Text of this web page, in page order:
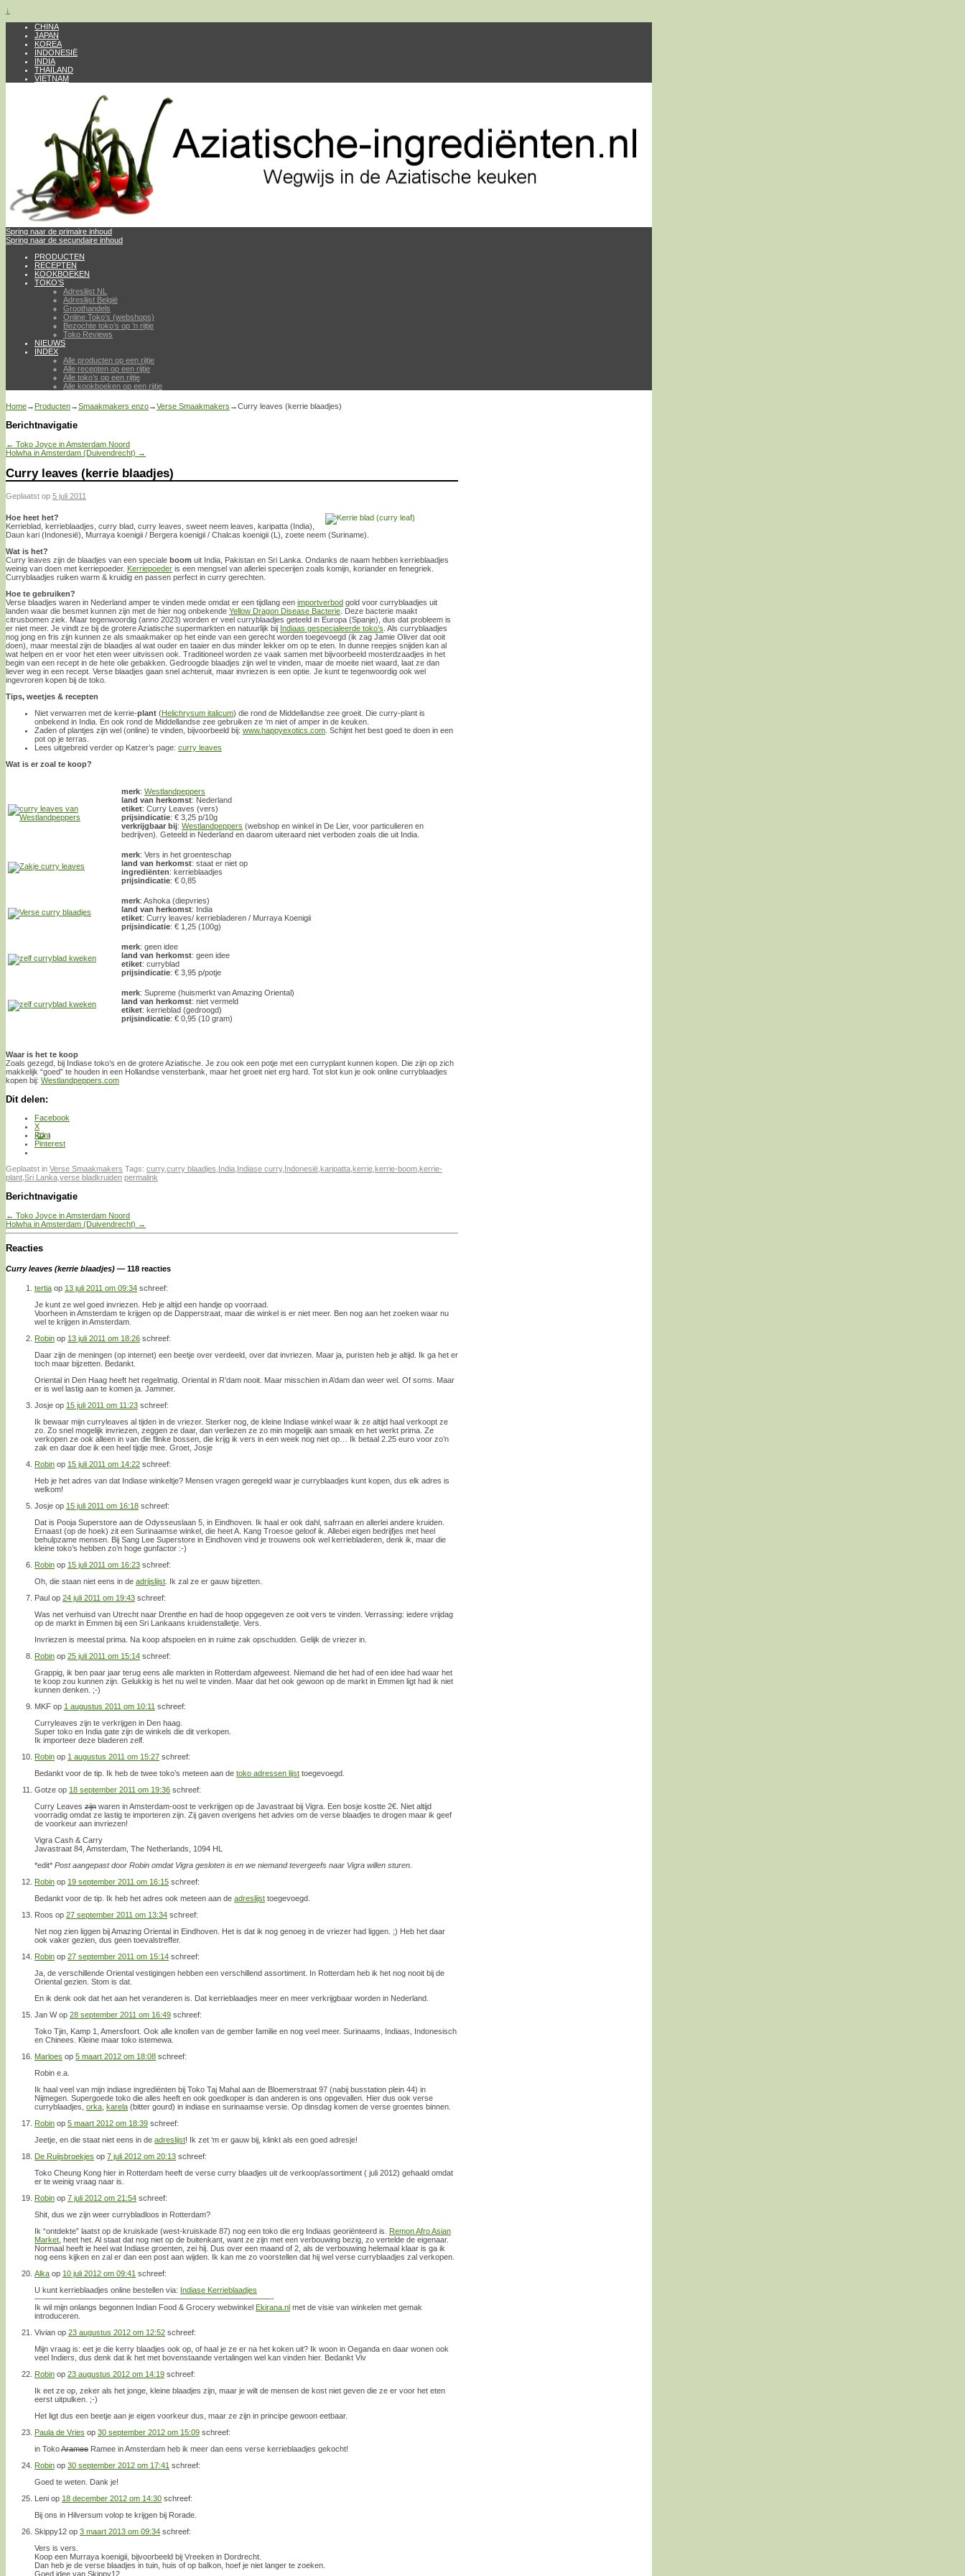
↓
CHINA
JAPAN
KOREA
INDONESIË
INDIA
THAILAND
VIETNAM
Spring naar de primaire inhoud
Spring naar de secundaire inhoud
PRODUCTEN
RECEPTEN
KOOKBOEKEN
TOKO’S
Adreslijst NL
Adreslijst België
Groothandels
Online Toko’s (webshops)
Bezochte toko’s op ’n rijtje
Toko Reviews
NIEUWS
INDEX
Alle producten op een rijtje
Alle recepten op een rijtje
Alle toko’s op een rijtje
Alle kookboeken op een rijtje
Home→ Producten→Smaakmakers enzo→Verse Smaakmakers →Curry leaves (kerrie blaadjes)
Berichtnavigatie
← Toko Joyce in Amsterdam Noord
Holwha in Amsterdam (Duivendrecht) →
Curry leaves (kerrie blaadjes)
Geplaatst op 5 juli 2011
Hoe heet het?
Kerrieblad, kerrieblaadjes, curry blad, curry leaves, sweet neem leaves, karipatta (India),
Daun kari (Indonesië), Murraya koenigii / Bergera koenigii / Chalcas koenigii (L), zoete neem (Suriname).
Wat is het?
Curry leaves zijn de blaadjes van een speciale boom uit India, Pakistan en Sri Lanka. Ondanks de naam hebben kerrieblaadjes
weinig van doen met kerriepoeder. Kerriepoeder is een mengsel van allerlei specerijen zoals komijn, koriander en fenegriek.
Curryblaadjes ruiken warm & kruidig en passen perfect in curry gerechten.
Hoe te gebruiken?
Verse blaadjes waren in Nederland amper te vinden mede omdat er een tijdlang een importverbod gold voor curryblaadjes uit
landen waar die besmet kunnen zijn met de hier nog onbekende Yellow Dragon Disease Bacterie . Deze bacterie maakt
citrusbomen ziek. Maar tegenwoordig (anno 2023) worden er veel curryblaadjes geteeld in Europa (Spanje), dus dat probleem is
er niet meer. Je vindt ze bij de grotere Aziatische supermarkten en natuurlijk bij Indiaas gespecialeerde toko’s . Als curryblaadjes
nog jong en fris zijn kunnen ze als smaakmaker op het einde van een gerecht worden toegevoegd (ik zag Jamie Oliver dat ooit
doen), maar meestal zijn de blaadjes al wat ouder en taaier en dus minder lekker om op te eten. In dunne reepjes snijden kan al
wat helpen en er voor het eten weer uitvissen ook. Traditioneel worden ze vaak samen met bijvoorbeeld mosterdzaadjes in het
begin van een recept in de hete olie gebakken. Gedroogde blaadjes zijn wel te vinden, maar de moeite niet waard, laat ze dan
liever weg in een recept. Verse blaadjes gaan snel achteruit, maar invriezen is een optie. Je kunt te tegenwoordig ook wel
ingevroren kopen bij de toko.
Tips, weetjes & recepten
Niet verwarren met de kerrie-plant (Helichrysum italicum) die rond de Middellandse zee groeit. Die curry-plant is
onbekend in India. En ook rond de Middellandse zee gebruiken ze ‘m niet of amper in de keuken.
Zaden of plantjes zijn wel (online) te vinden, bijvoorbeeld bij: www.happyexotics.com . Schijnt het best goed te doen in een
pot op je terras.
Lees uitgebreid verder op Katzer’s page: curry leaves
Wat is er zoal te koop?
merk: Westlandpeppers
land van herkomst: Nederland
etiket: Curry Leaves (vers)
prijsindicatie: € 3,25 p/10g
verkrijgbaar bij: Westlandpeppers (webshop en winkel in De Lier, voor particulieren en
bedrijven). Geteeld in Nederland en daarom uiteraard niet verboden zoals die uit India.
merk: Vers in het groenteschap
land van herkomst: staat er niet op
ingrediënten: kerrieblaadjes
prijsindicatie: € 0,85
merk: Ashoka (diepvries)
land van herkomst: India
etiket: Curry leaves/ kerriebladeren / Murraya Koenigii
prijsindicatie: € 1,25 (100g)
merk: geen idee
land van herkomst: geen idee
etiket: curryblad
prijsindicatie: € 3,95 p/potje
merk: Supreme (huismerkt van Amazing Oriental)
land van herkomst: niet vermeld
etiket: kerrieblad (gedroogd)
prijsindicatie: € 0,95 (10 gram)
Waar is het te koop
Zoals gezegd, bij Indiase toko’s en de grotere Aziatische. Je zou ook een potje met een curryplant kunnen kopen. Die zijn op zich
makkelijk “goed” te houden in een Hollandse vensterbank, maar het groeit niet erg hard. Tot slot kun je ook online curryblaadjes
kopen bij: Westlandpeppers.com
Dit delen:
Facebook
X
Print
Pinterest
Geplaatst in Verse Smaakmakers Tags: curry,curry blaadjes, India, Indiase curry, Indonesië,karipatta,kerrie,kerrie-boom,kerrie-
plant,Sri Lanka,verse bladkruiden permalink
Berichtnavigatie
← Toko Joyce in Amsterdam Noord
Holwha in Amsterdam (Duivendrecht) →
Reacties
Curry leaves (kerrie blaadjes) — 118 reacties
tertia op 13 juli 2011 om 09:34 schreef:
Je kunt ze wel goed invriezen. Heb je altijd een handje op voorraad.
Voorheen in Amsterdam te krijgen op de Dapperstraat, maar die winkel is er niet meer. Ben nog aan het zoeken waar nu
wel te krijgen in Amsterdam.
Robin op 13 juli 2011 om 18:26 schreef:
Daar zijn de meningen (op internet) een beetje over verdeeld, over dat invriezen. Maar ja, puristen heb je altijd. Ik ga het er
toch maar bijzetten. Bedankt.
Oriental in Den Haag heeft het regelmatig. Oriental in R’dam nooit. Maar misschien in A’dam dan weer wel. Of soms. Maar
er is wel lastig aan te komen ja. Jammer.
Josje op 15 juli 2011 om 11:23 schreef:
Ik bewaar mijn curryleaves al tijden in de vriezer. Sterker nog, de kleine Indiase winkel waar ik ze altijd haal verkoopt ze
zo. Zo snel mogelijk invriezen, zeggen ze daar, dan verliezen ze zo min mogelijk aan smaak en het werkt prima. Ze
verkopen ze ook alleen in van die flinke bossen, die krijg ik vers in een week nog niet op… Ik betaal 2.25 euro voor zo’n
zak en daar doe ik een heel tijdje mee. Groet, Josje
Robin op 15 juli 2011 om 14:22 schreef:
Heb je het adres van dat Indiase winkeltje? Mensen vragen geregeld waar je curryblaadjes kunt kopen, dus elk adres is
welkom!
Josje op 15 juli 2011 om 16:18 schreef:
Dat is Pooja Superstore aan de Odysseuslaan 5, in Eindhoven. Ik haal er ook dahl, safrraan en allerlei andere kruiden.
Ernaast (op de hoek) zit een Surinaamse winkel, die heet A. Kang Troesoe geloof ik. Allebei eigen bedrijfjes met heel
behulpzame mensen. Bij Sang Lee Superstore in Eindhoven vind je trouwens ook wel kerriebladeren, denk ik, maar die
kleine toko’s hebben zo’n hoge gunfactor :-)
Robin op 15 juli 2011 om 16:23 schreef:
Oh, die staan niet eens in de adrijslijst . Ik zal ze er gauw bijzetten.
Paul op 24 juli 2011 om 19:43 schreef:
Was net verhuisd van Utrecht naar Drenthe en had de hoop opgegeven ze ooit vers te vinden. Verrassing: iedere vrijdag
op de markt in Emmen bij een Sri Lankaans kruidenstalletje. Vers.
Invriezen is meestal prima. Na koop afspoelen en in ruime zak opschudden. Gelijk de vriezer in.
Robin op 25 juli 2011 om 15:14 schreef:
Grappig, ik ben paar jaar terug eens alle markten in Rotterdam afgeweest. Niemand die het had of een idee had waar het
te koop zou kunnen zijn. Gelukkig is het nu wel te vinden. Maar dat het ook gewoon op de markt in Emmen ligt had ik niet
kunnen denken. ;-)
MKF op 1 augustus 2011 om 10:11 schreef:
Curryleaves zijn te verkrijgen in Den haag.
Super toko en India gate zijn de winkels die dit verkopen.
Ik importeer deze bladeren zelf.
Robin op 1 augustus 2011 om 15:27 schreef:
Bedankt voor de tip. Ik heb de twee toko’s meteen aan de toko adressen lijst toegevoegd.
Gotze op 18 september 2011 om 19:36 schreef:
Curry Leaves zijn waren in Amsterdam-oost te verkrijgen op de Javastraat bij Vigra. Een bosje kostte 2€. Niet altijd
voorradig omdat ze lastig te importeren zijn. Zij gaven overigens het advies om de verse blaadjes te drogen maar ik geef
de voorkeur aan invriezen!
Vigra Cash & Carry
Javastraat 84, Amsterdam, The Netherlands, 1094 HL
*edit* Post aangepast door Robin omdat Vigra gesloten is en we niemand tevergeefs naar Vigra willen sturen.
Robin op 19 september 2011 om 16:15 schreef:
Bedankt voor de tip. Ik heb het adres ook meteen aan de adreslijst toegevoegd.
Roos op 27 september 2011 om 13:34 schreef:
Net nog zien liggen bij Amazing Oriental in Eindhoven. Het is dat ik nog genoeg in de vriezer had liggen. ;) Heb het daar
ook vaker gezien, dus geen toevalstreffer.
Robin op 27 september 2011 om 15:14 schreef:
Ja, de verschillende Oriental vestigingen hebben een verschillend assortiment. In Rotterdam heb ik het nog nooit bij de
Oriental gezien. Stom is dat.
En ik denk ook dat het aan het veranderen is. Dat kerrieblaadjes meer en meer verkrijgbaar worden in Nederland.
Jan Wop 28 september 2011 om 16:49 schreef:
Toko Tjin, Kamp 1, Amersfoort. Ook alle knollen van de gember familie en nog veel meer. Surinaams, Indiaas, Indonesisch
en Chinees. Kleine maar toko istemewa.
Marloes op 5 maart 2012 om 18:08 schreef:
Robin e.a.
Ik haal veel van mijn indiase ingrediënten bij Toko Taj Mahal aan de Bloemerstraat 97 (nabij busstation plein 44) in
Nijmegen. Supergoede toko die alles heeft en ook goedkoper is dan anderen is ons opgevallen. Hier dus ook verse
curryblaadjes, orka karela (bitter gourd) in indiase en surinaamse versie. Op dinsdag komen de verse groentes binnen.
Robin op 5 maart 2012 om 18:39 schreef:
Jeetje, en die staat niet eens in de adreslijst! Ik zet ‘m er gauw bij, klinkt als een goed adresje!
De Ruijsbroekjes op 7 juli 2012 om 20:13 schreef:
Toko Cheung Kong hier in Rotterdam heeft de verse curry blaadjes uit de verkoop/assortiment ( juli 2012) gehaald omdat
er te weinig vraag naar is.
Robin op 7 juli 2012 om 21:54 schreef:
Shit, dus we zijn weer currybladloos in Rotterdam?
Ik “ontdekte” laatst op de kruiskade (west-kruiskade 87) nog een toko die erg Indiaas georiënteerd is. Remon Afro Asian
Market , heet het. Al staat dat nog niet op de buitenkant, want ze zijn met een verbouwing bezig, zo vertelde de eigenaar.
Normaal heeft ie heel wat Indiase groenten, zei hij. Dus over een maand of 2, als de verbouwing helemaal klaar is ga ik
nog eens kijken en zal er dan een post aan wijden. Ik kan me zo voorstellen dat hij wel verse curryblaadjes zal verkopen.
Alka op 10 juli 2012 om 09:41 schreef:
U kunt kerrieblaadjes online bestellen via: Indiase Kerrieblaadjes
——————————————————————————————-
Ik wil mijn onlangs begonnen Indian Food & Grocery webwinkel Ekirana.nl met de visie van winkelen met gemak
introduceren.
Vivian op 23 augustus 2012 om 12:52 schreef:
Mijn vraag is: eet je die kerry blaadjes ook op, of haal je ze er na het koken uit? Ik woon in Oeganda en daar wonen ook
veel Indiers, dus denk dat ik het met bovenstaande vertalingen wel kan vinden hier. Bedankt Viv
Robin op 23 augustus 2012 om 14:19 schreef:
Ik eet ze op, zeker als het jonge, kleine blaadjes zijn, maar je wilt de mensen de kost niet geven die ze er voor het eten
eerst uitpulken. ;-)
Het ligt dus een beetje aan je eigen voorkeur dus, maar ze zijn in principe gewoon eetbaar.
Paula de Vries op 30 september 2012 om 15:09 schreef:
in TokoAramee Ramee in Amsterdam heb ik meer dan eens verse kerrieblaadjes gekocht!
Robin op 30 september 2012 om 17:41 schreef:
Goed te weten. Dank je!
Leni op 18 december 2012 om 14:30 schreef:
Bij ons in Hilversum volop te krijgen bij Rorade.
Skippy12 op 3 maart 2013 om 09:34 schreef:
Vers is vers.
Koop een Murraya koenigii, bijvoorbeeld bij Vreeken in Dordrecht.
Dan heb je de verse blaadjes in tuin, huis of op balkon, hoef je niet langer te zoeken.
Goed idee van Skippy12